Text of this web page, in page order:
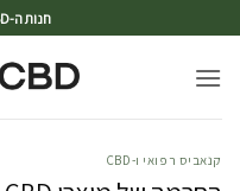
חנות ה-CBD הגדולה בישראל
קנאביס רפואי ו-CBD